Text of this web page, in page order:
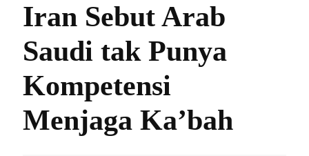
Iran Sebut Arab
Saudi tak Punya
Kompetensi
Menjaga Ka’bah